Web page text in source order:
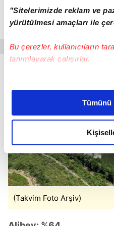
"Sitelerimizde reklam ve
yürütülmesi amaçları ile
Bu çerezler, kullanıcıların
tanımlayarak çalışırlar.
Bu çerezlere izin vermeniz
daha iyi reklam deneyimi
amacımızın size daha iyi
olduğunu ve sizlere en iyi
elimizden gelen çabayı
reklamların maliyetlerimizi
kalemimiz olduğunu sizlere
takdirde, kullanıcılara hedefli
Tümünü
Terkos: %83
(Takvim Foto Arşiv)